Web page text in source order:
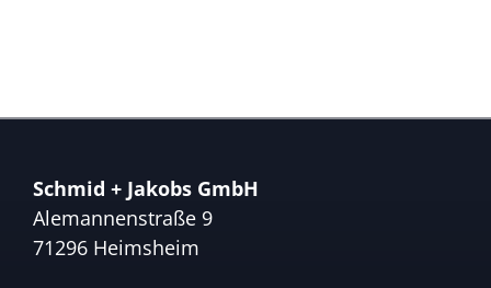
Schmid + Jakobs GmbH
Alemannenstraße 9
71296 Heimsheim